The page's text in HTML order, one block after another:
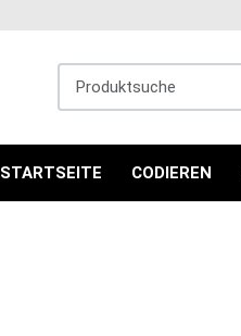
STARTSEITE CODIEREN